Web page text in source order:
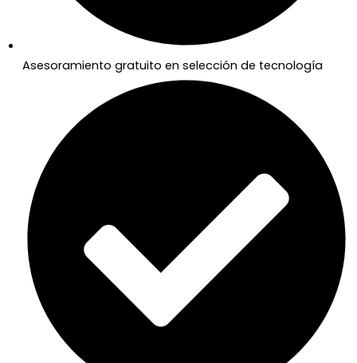
Asesoramiento gratuito en selección de tecnología